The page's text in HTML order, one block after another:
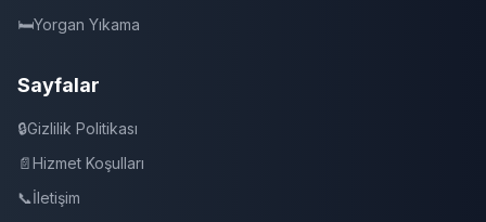
🛏️Yorgan Yıkama
Sayfalar
🔒Gizlilik Politikası
📄Hizmet Koşulları
📞İletişim